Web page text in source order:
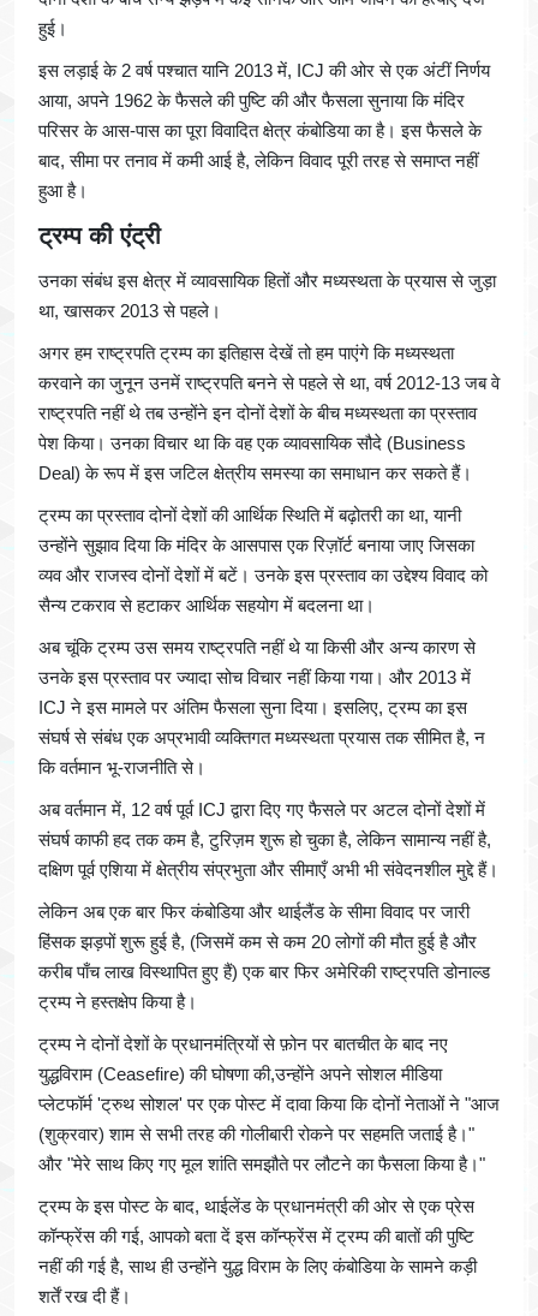
हुई।
इस लड़ाई के 2 वर्ष पश्चात यानि 2013 में, ICJ की ओर से एक अंटीं निर्णय
आया, अपने 1962 के फैसले की पुष्टि की और फैसला सुनाया कि मंदिर
परिसर के आस-पास का पूरा विवादित क्षेत्र कंबोडिया का है। इस फैसले के
बाद, सीमा पर तनाव में कमी आई है, लेकिन विवाद पूरी तरह से समाप्त नहीं
हुआ है।
ट्रम्प की एंट्री
उनका संबंध इस क्षेत्र में व्यावसायिक हितों और मध्यस्थता के प्रयास से जुड़ा
था, खासकर 2013 से पहले।
अगर हम राष्ट्रपति ट्रम्प का इतिहास देखें तो हम पाएंगे कि मध्यस्थता
करवाने का जुनून उनमें राष्ट्रपति बनने से पहले से था, वर्ष 2012-13 जब वे
राष्ट्रपति नहीं थे तब उन्होंने इन दोनों देशों के बीच मध्यस्थता का प्रस्ताव
पेश किया। उनका विचार था कि वह एक व्यावसायिक सौदे (Business
Deal) के रूप में इस जटिल क्षेत्रीय समस्या का समाधान कर सकते हैं।
ट्रम्प का प्रस्ताव दोनों देशों की आर्थिक स्थिति में बढ़ोतरी का था, यानी
उन्होंने सुझाव दिया कि मंदिर के आसपास एक रिज़ॉर्ट बनाया जाए जिसका
व्यव और राजस्व दोनों देशों में बटें। उनके इस प्रस्ताव का उद्देश्य विवाद को
सैन्य टकराव से हटाकर आर्थिक सहयोग में बदलना था।
अब चूंकि ट्रम्प उस समय राष्ट्रपति नहीं थे या किसी और अन्य कारण से
उनके इस प्रस्ताव पर ज्यादा सोच विचार नहीं किया गया। और 2013 में
ICJ ने इस मामले पर अंतिम फैसला सुना दिया। इसलिए, ट्रम्प का इस
संघर्ष से संबंध एक अप्रभावी व्यक्तिगत मध्यस्थता प्रयास तक सीमित है, न
कि वर्तमान भू-राजनीति से।
अब वर्तमान में, 12 वर्ष पूर्व ICJ द्वारा दिए गए फैसले पर अटल दोनों देशों में
संघर्ष काफी हद तक कम है, टुरिज़म शुरू हो चुका है, लेकिन सामान्य नहीं है,
दक्षिण पूर्व एशिया में क्षेत्रीय संप्रभुता और सीमाएँ अभी भी संवेदनशील मुद्दे हैं।
लेकिन अब एक बार फिर कंबोडिया और थाईलैंड के सीमा विवाद पर जारी
हिंसक झड़पों शुरू हुई है, (जिसमें कम से कम 20 लोगों की मौत हुई है और
करीब पाँच लाख विस्थापित हुए हैं) एक बार फिर अमेरिकी राष्ट्रपति डोनाल्ड
ट्रम्प ने हस्तक्षेप किया है।
ट्रम्प ने दोनों देशों के प्रधानमंत्रियों से फ़ोन पर बातचीत के बाद नए
युद्धविराम (Ceasefire) की घोषणा की,उन्होंने अपने सोशल मीडिया
प्लेटफॉर्म 'ट्रुथ सोशल' पर एक पोस्ट में दावा किया कि दोनों नेताओं ने "आज
(शुक्रवार) शाम से सभी तरह की गोलीबारी रोकने पर सहमति जताई है।"
और "मेरे साथ किए गए मूल शांति समझौते पर लौटने का फैसला किया है।"
ट्रम्प के इस पोस्ट के बाद, थाईलेंड के प्रधानमंत्री की ओर से एक प्रेस
कॉन्फ्रेंस की गई, आपको बता दें इस कॉन्फ्रेंस में ट्रम्प की बातों की पुष्टि
नहीं की गई है, साथ ही उन्होंने युद्ध विराम के लिए कंबोडिया के सामने कड़ी
शर्तें रख दी हैं।